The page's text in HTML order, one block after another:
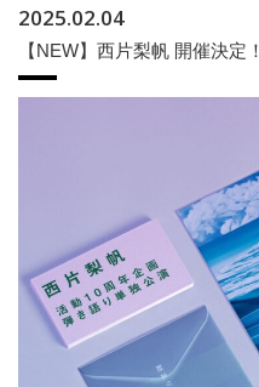
2025.02.04
【NEW】西片梨帆 開催決定！